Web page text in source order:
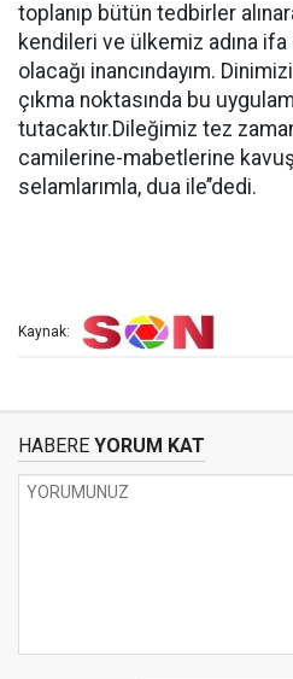
toplanıp bütün tedbirler
kendileri ve ülkemiz adına
olacağı inancındayım.
çıkma noktasında bu
tutacaktır.Dileğimiz tez
camilerine-mabetlerine
selamlarımla, dua ile’’dedi.
Kaynak:
HABERE YORUM KAT